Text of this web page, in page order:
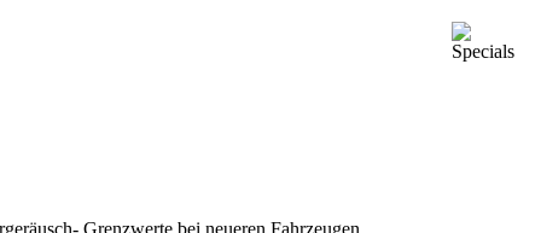
Grenzwerte bei neueren Fahrzeugen